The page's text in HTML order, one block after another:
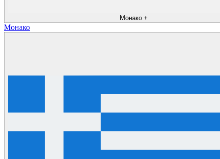
Монако +
Монако